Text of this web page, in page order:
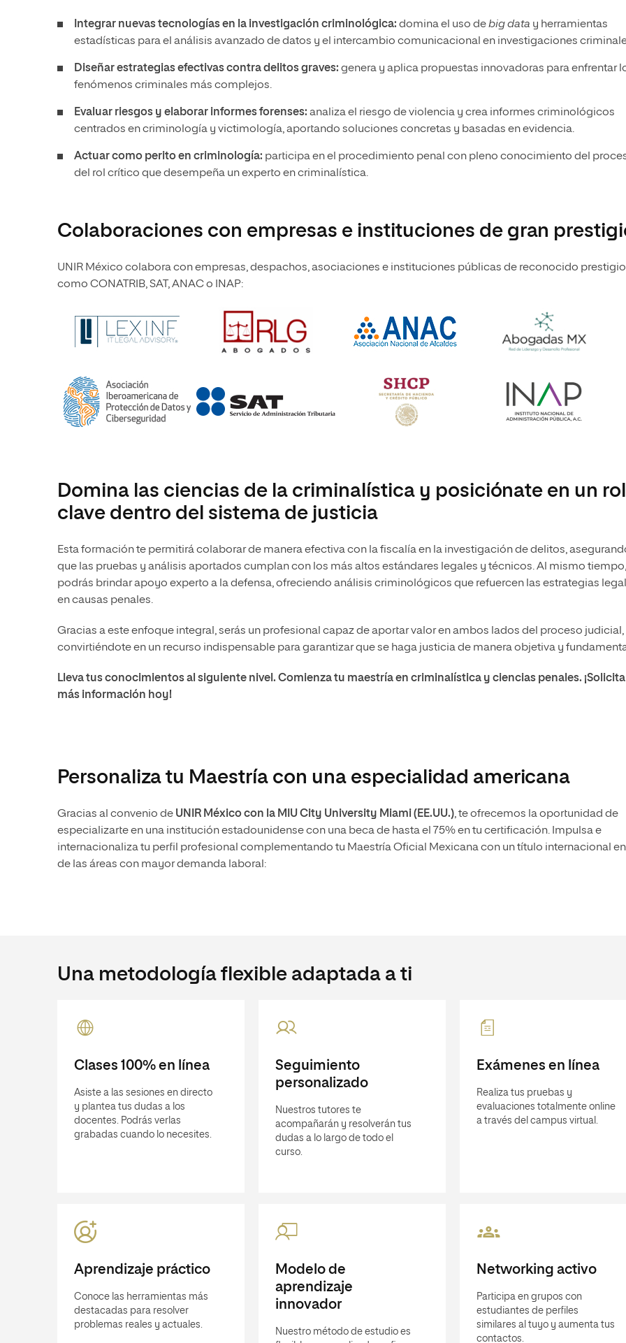
Integrar nuevas tecnologías en la investigación criminológica: domina el uso debig data y herramientas
estadísticas para el análisis avanzado de datos y el intercambio comunicacional en investigaciones
Diseñar estrategias efectivas contra delitos graves: genera y aplica propuestas innovadoras para enfrentar
fenómenos criminales más complejos.
Evaluar riesgos y elaborar informes forenses: analiza el riesgo de violencia y crea informes criminológicos
centrados en criminología y victimología, aportando soluciones concretas y basadas en evidencia.
Actuar como perito en criminología: participa en el procedimiento penal con pleno conocimiento del
del rol crítico que desempeña un experto en criminalística.
Colaboraciones con empresas e instituciones de gran
UNIR México colabora con empresas, despachos, asociaciones e instituciones públicas de reconocido
como CONATRIB, SAT, ANAC o INAP:
Domina las ciencias de la criminalística y posiciónate en un rol
clave dentro del sistema de justicia
Esta formación te permitirá colaborar de manera efectiva con la fiscalía en la investigación de delitos,
que las pruebas y análisis aportados cumplan con los más altos estándares legales y técnicos. Al mismo tiempo,
podrás brindar apoyo experto a la defensa, ofreciendo análisis criminológicos que refuercen las estrategias
en causas penales.
Gracias a este enfoque integral, serás un profesional capaz de aportar valor en ambos lados del proceso judicial,
convirtiéndote en un recurso indispensable para garantizar que se haga justicia de manera objetiva y
Lleva tus conocimientos al siguiente nivel. Comienza tu maestría en criminalística y ciencias penales. ¡Solicita
más información hoy!
Personaliza tu Maestría con una especialidad americana
Gracias al convenio de UNIR México con la MIU City University Miami (EE.UU.), te ofrecemos la oportunidad de
especializarte en una institución estadounidense con una beca de hasta el 75% en tu certificación. Impulsa e
internacionaliza tu perfil profesional complementando tu Maestría Oficial Mexicana con un título internacional
de las áreas con mayor demanda laboral:
Una metodología flexible adaptada a ti
Clases 100% en línea
Asiste a las sesiones en directo
y plantea tus dudas a los
docentes. Podrás verlas
grabadas cuando lo necesites.
Seguimiento
personalizado
Nuestros tutores te
acompañarán y resolverán tus
dudas a lo largo de todo el
curso.
Exámenes en línea
Realiza tus pruebas y
evaluaciones totalmente online
a través del campus virtual.
Aprendizaje práctico
Conoce las herramientas más
destacadas para resolver
problemas reales y actuales.
Modelo de
aprendizaje
innovador
Nuestro método de estudio es
Networking activo
Participa en grupos con
estudiantes de perfiles
similares al tuyo y aumenta tus
contactos.